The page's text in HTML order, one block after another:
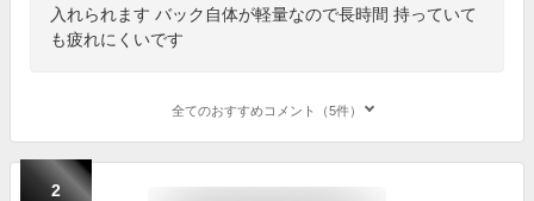
入れられます バック自体が軽量なので長時間 持っていて
も疲れにくいです
全てのおすすめコメント（5件）
2